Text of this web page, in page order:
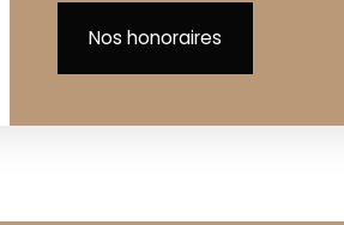
Nos honoraires